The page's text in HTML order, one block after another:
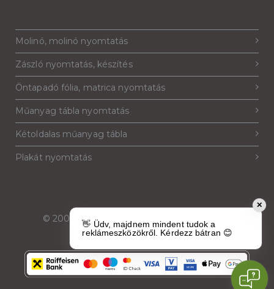
Molinó, molinó nyomtatás
Zászló nyomtatás, készítés
Öntapadó fólia, matrica nyomtatás
Műanyag tábla nyomtatás
Kétoldalas műanyag tábla
Plakát nyomtatás
© 2007-2026 Reklámeszköz.hu
. Minden jog
fenntartva.
✕
👋 Üdv, majdnem mindent tudok a
reklámeszközökről. Kérdezz bátran 😊